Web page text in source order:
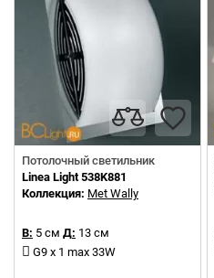
Потолочный светильник
Linea Light 538K881
Коллекция: Met Wally
В: 5 см Д: 13 см
G9 x 1 max 33W